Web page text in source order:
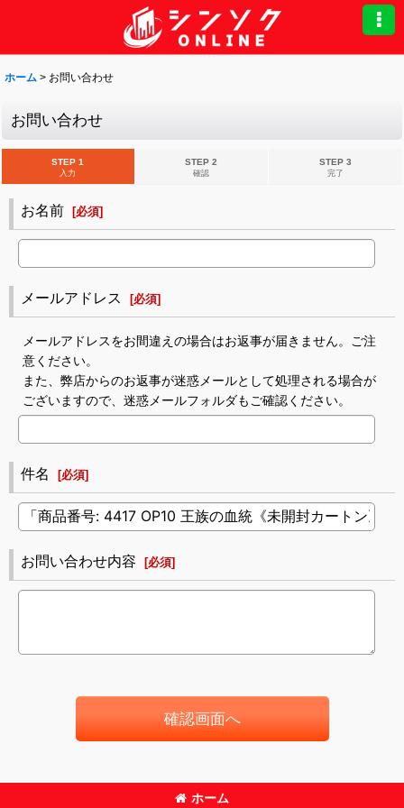
ホーム > お問い合わせ
お問い合わせ
STEP 1
入力
STEP 2
確認
STEP 3
完了
お名前 [必須]
メールアドレス [必須]
メールアドレスをお間違えの場合はお返事が届きません。ご注
意ください。
また、弊店からのお返事が迷惑メールとして処理される場合が
ございますので、迷惑メールフォルダもご確認ください。
件名 [必須]
お問い合わせ内容 [必須]
確認画面へ
ホーム